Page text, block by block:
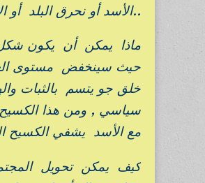
..الأسد أو نحرق البلد أو
ماذا يمكن أن يكون
حيث سينخفض مستوى
خلق جو يتسم بالثبات
سياسي , ومن هذا الكسيح
مع الأسد يشفي الكسيح
كيف يمكن تحويل